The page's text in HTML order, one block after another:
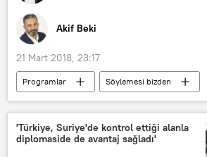
Akif Beki
21 Mart 2018, 23:17
Programlar
Söylemesi bizden
RADYO
Zerrin Güngör
Mehmet Yılmaz
Gonca Hatinoğlu
'Türkiye, Suriye'de kontrol ettiği alanla
diplomaside de avantaj sağladı'